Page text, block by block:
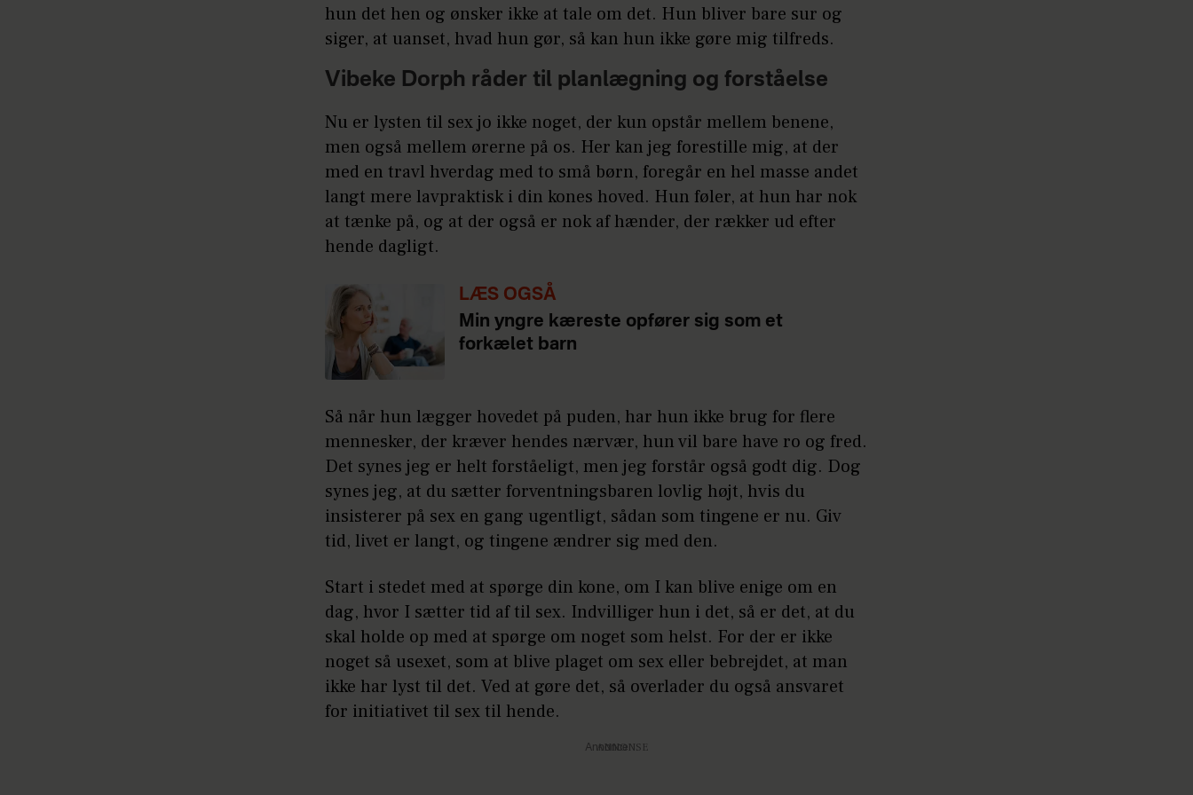
hun det hen og ønsker ikke at tale om det. Hun bliver bare sur og
siger, at uanset, hvad hun gør, så kan hun ikke gøre mig tilfreds.
Vibeke Dorph råder til planlægning og forståelse
Nu er lysten til sex jo ikke noget, der kun opstår mellem benene,
men også mellem ørerne på os. Her kan jeg forestille mig, at der
med en travl hverdag med to små børn, foregår en hel masse andet
langt mere lavpraktisk i din kones hoved. Hun føler, at hun har nok
at tænke på, og at der også er nok af hænder, der rækker ud efter
hende dagligt.
LÆS OGSÅ
Min yngre kæreste opfører sig som et
forkælet barn
Så når hun lægger hovedet på puden, har hun ikke brug for flere
mennesker, der kræver hendes nærvær, hun vil bare have ro og fred.
Det synes jeg er helt forståeligt, men jeg forstår også godt dig. Dog
synes jeg, at du sætter forventningsbaren lovlig højt, hvis du
insisterer på sex en gang ugentligt, sådan som tingene er nu. Giv
tid, livet er langt, og tingene ændrer sig med den.
Start i stedet med at spørge din kone, om I kan blive enige om en
dag, hvor I sætter tid af til sex. Indvilliger hun i det, så er det, at du
skal holde op med at spørge om noget som helst. For der er ikke
noget så usexet, som at blive plaget om sex eller bebrejdet, at man
ikke har lyst til det. Ved at gøre det, så overlader du også ansvaret
for initiativet til sex til hende.
Annonce